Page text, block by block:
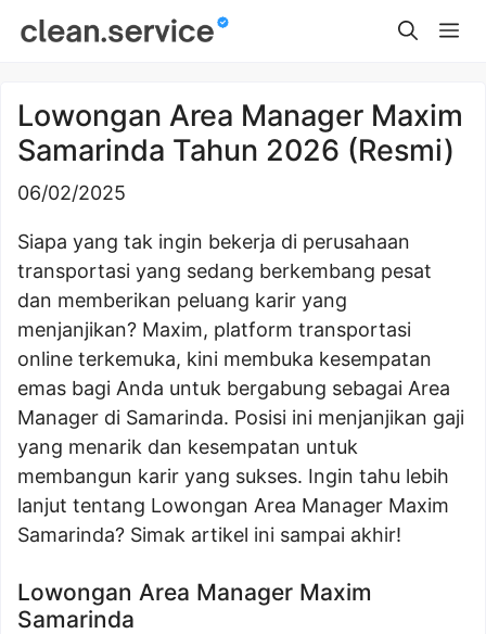
Lowongan Area Manager Maxim
Samarinda Tahun 2026 (Resmi)
06/02/2025
Siapa yang tak ingin bekerja di perusahaan
transportasi yang sedang berkembang pesat
dan memberikan peluang karir yang
menjanjikan? Maxim, platform transportasi
online terkemuka, kini membuka kesempatan
emas bagi Anda untuk bergabung sebagai Area
Manager di Samarinda. Posisi ini menjanjikan gaji
yang menarik dan kesempatan untuk
membangun karir yang sukses. Ingin tahu lebih
lanjut tentang Lowongan Area Manager Maxim
Samarinda? Simak artikel ini sampai akhir!
Lowongan Area Manager Maxim
Samarinda